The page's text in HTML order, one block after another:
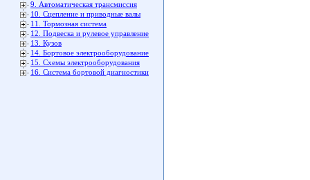
9. Автоматическая трансмиссия
10. Сцепление и приводные валы
11. Тормозная система
12. Подвеска и рулевое управление
13. Кузов
14. Бортовое электрооборудование
15. Схемы электрооборудования
16. Система бортовой диагностики